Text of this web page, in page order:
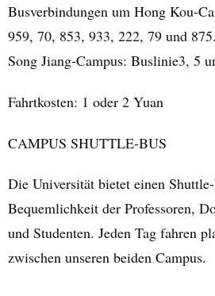
Busverbindungen um Hong Kou-
959, 70, 853, 933, 222, 79 und
Song Jiang-Campus: Buslinie3, 5
Fahrtkosten: 1 oder 2 Yuan
CAMPUS SHUTTLE-BUS
Die Universität bietet einen
Bequemlichkeit der Professoren,
und Studenten. Jeden Tag fahren
zwischen unseren beiden Campus.